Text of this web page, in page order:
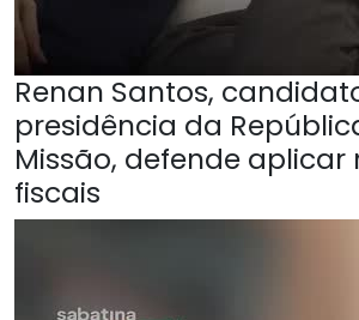
Renan Santos,
presidência da
Missão, defende aplicar
fiscais